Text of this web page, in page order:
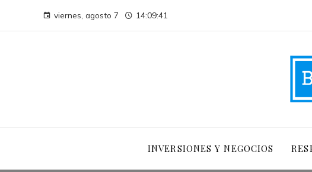
viernes, agosto 7 14:09:41
INVERSIONES Y NEGOCIOS